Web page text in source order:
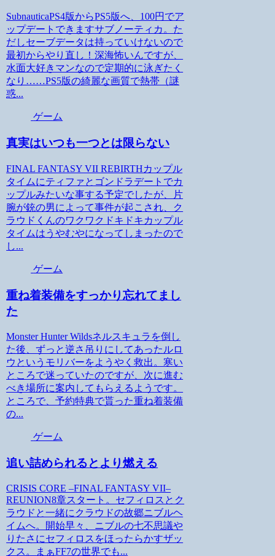
SubnauticaPS4版からPS5版へ、100円でア
ップデートできますサブノーティカ。た
だしセーブデータは持っていけないので
最初からやり直し！深海怖いんですが、
水面大好きマンなので定期的に泳ぎたく
なり……PS5版の綺麗な画質で熱帯（謎
惑...
ゲーム
真実はいつも一つとは限らない
FINAL FANTASY VII REBIRTHカップル
タイムにティファとゴンドラデートでカ
ップルみたいな事する予定でしたが、片
腕が銃の男によって事件が起こされ、ク
ラウドくんのワクワクドキドキカップル
タイムはうやむやになってしまったので
し...
ゲーム
重ね着装備をすっかり忘れてまし
た
Monster Hunter Wildsネルスキュラを倒し
た後、ずっと逆さ吊りにしてあったルロ
ウというモリバーをようやく救出。寒い
ところで迷っていたのですが、次に進む
べき場所に案内してもらえるようです。
ところで、予約特典で貰った重ね着装備
の...
ゲーム
追い詰められるとより燃える
CRISIS CORE –FINAL FANTASY VII–
REUNION8章スタート。セフィロスとク
ラウドと一緒にクラウドの故郷ニブルヘ
イムへ。開始早々、ニブルの七不思議や
りたさにセフィロスをほったらかすザッ
クス。まぁFF7の世界でも...